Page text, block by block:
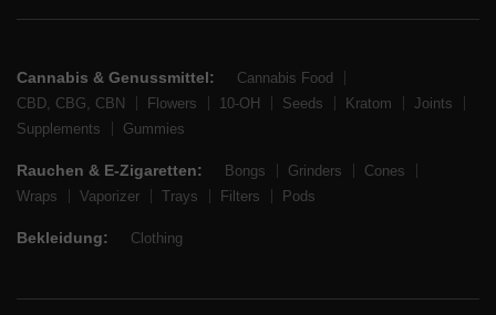
Cannabis & Genussmittel:
Cannabis Food
CBD, CBG, CBN
Flowers 10-OH Seeds Kratom
Joints
Supplements
Gummies
Rauchen & E-Zigaretten: Bongs Grinders
Cones
Wraps
Vaporizer Trays Filters Pods
Bekleidung: Clothing